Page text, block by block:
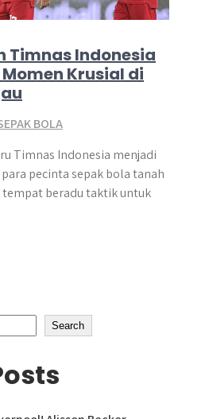
Timnas Indonesia
Krusial di
BOLA
Timnas Indonesia menjadi
pecinta sepak bola tanah
tempat beradu taktik untuk
Search